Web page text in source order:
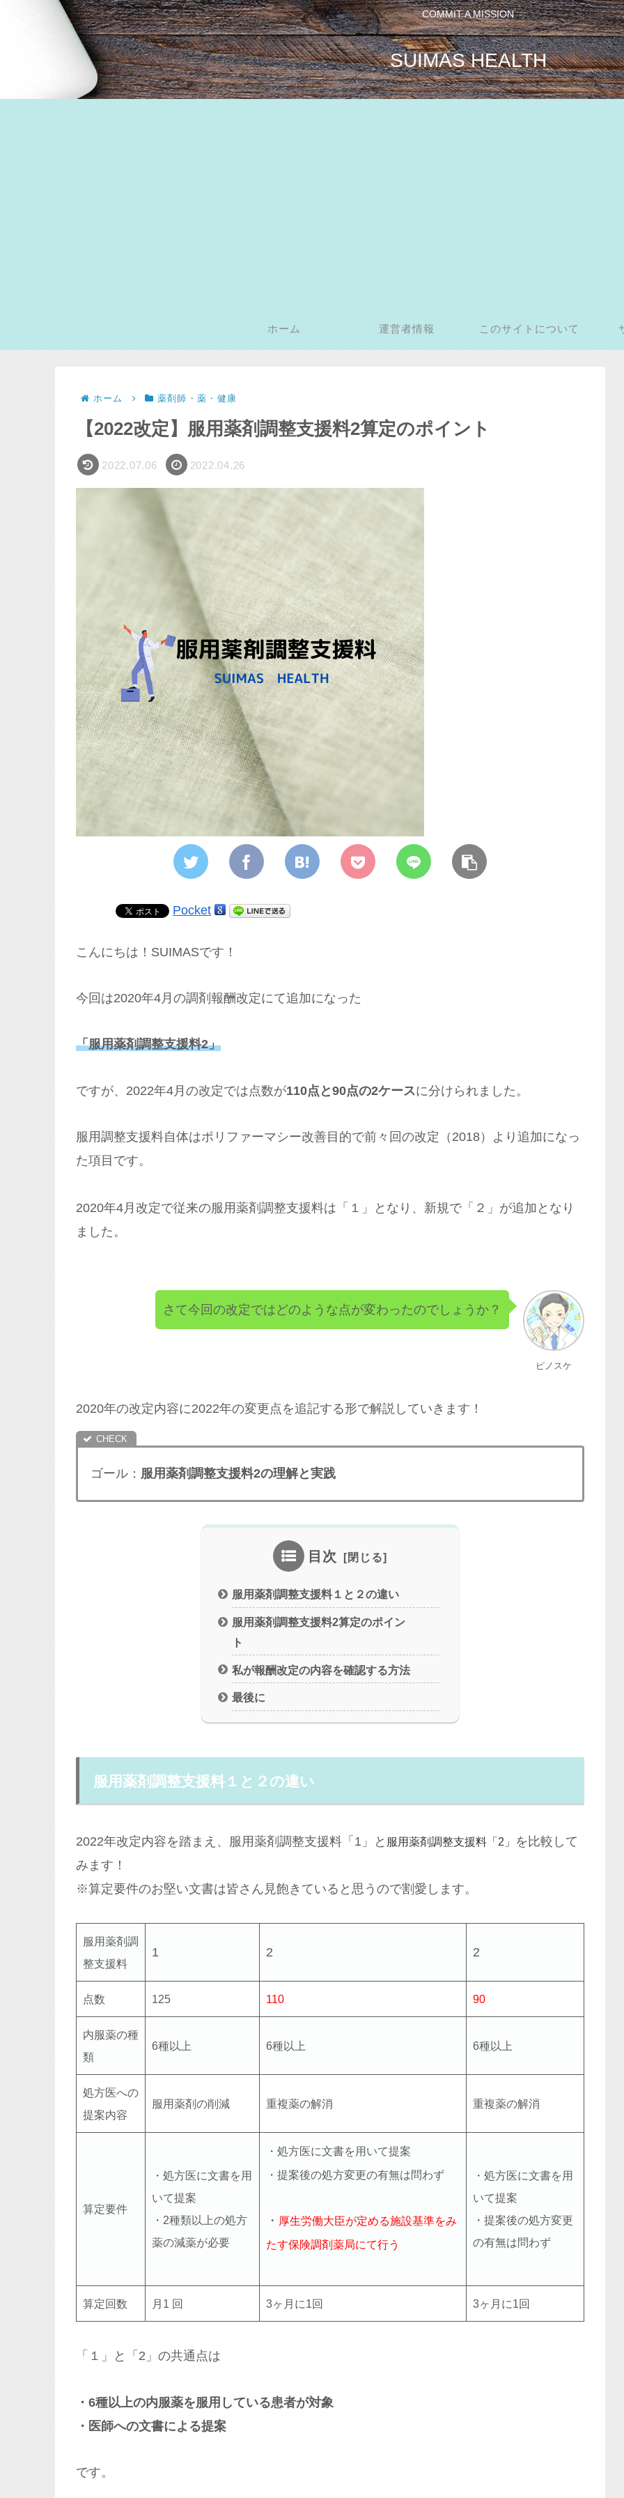
COMMIT A MISSION
SUIMAS HEALTH
ホーム 運営者情報 このサイトについて
ホーム 薬剤師・薬・健康
【2022改定】服用薬剤調整支援料2算定のポイント
2022.07.06 2022.04.26
Pocket
こんにちは！SUIMASです！
今回は2020年4月の調剤報酬改定にて追加になった
「服用薬剤調整支援料2」
ですが、2022年4月の改定では点数が110点と90点の2ケースに分けられました。
服用調整支援料自体はポリファーマシー改善目的で前々回の改定（2018）より追加になっ
た項目です。
2020年4月改定で従来の服用薬剤調整支援料は「１」となり、新規で「２」が追加となり
ました。
ピノスケ
さて今回の改定ではどのような点が変わったのでしょうか？
2020年の改定内容に2022年の変更点を追記する形で解説していきます！
ゴール： 服用薬剤調整支援料2の理解と実践
目次
服用薬剤調整支援料１と２の違い
服用薬剤調整支援料2算定のポイン
ト
私が報酬改定の内容を確認する方法
最後に
服用薬剤調整支援料１と２の違い
2022年改定内容を踏まえ、服用薬剤調整支援料「1」と 服用薬剤調整支援料「2」
を比較して
みます！
※算定要件のお堅い文書は皆さん見飽きていると思うので割愛します。
服用薬剤調
整支援料
1 2 2
点数 125 110 90
内服薬の種
類
6種以上 6種以上 6種以上
処方医への
提案内容
服用薬剤の削減 重複薬の解消 重複薬の解消
算定要件
・処方医に文書を用
いて提案
・2種類以上の処方
薬の減薬が必要
・処方医に文書を用いて提案
・提案後の処方変更の有無は問わず
・ 厚生労働大臣が定める施設基準をみ
たす保険調剤薬局にて行う
・処方医に文書を用
いて提案
・提案後の処方変更
の有無は問わず
算定回数 月1 回 3ヶ月に1回 3ヶ月に1回
「１」と「2」の共通点は
・6種以上の内服薬を服用している患者が対象
・医師への文書による提案
です。